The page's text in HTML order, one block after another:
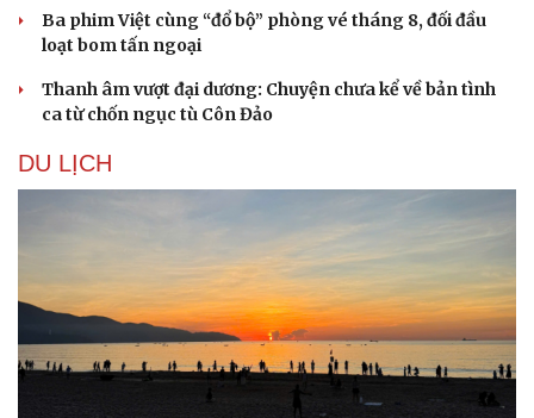
Ba phim Việt cùng “đổ bộ” phòng vé tháng 8, đối đầu
loạt bom tấn ngoại
Thanh âm vượt đại dương: Chuyện chưa kể về bản tình
ca từ chốn ngục tù Côn Đảo
DU LỊCH